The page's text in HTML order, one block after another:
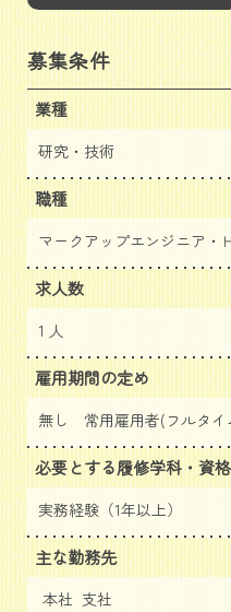
募集条件
業種
研究・技術
職種
マークアップエンジニア・
求人数
1 人
雇用期間の定め
無し 常用雇用者(フルタイ
必要とする履修学科・資
実務経験（1年以上）
主な勤務先
本社 支社